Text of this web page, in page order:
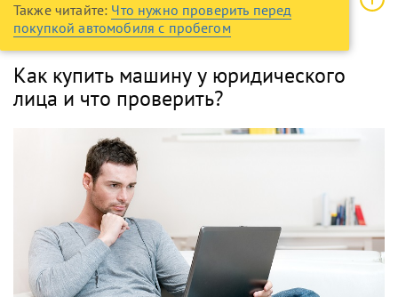
Также читайте: Что нужно проверить перед
покупкой автомобиля с пробегом
Как купить машину у юридического
лица и что проверить?